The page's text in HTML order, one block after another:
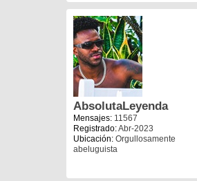
AbsolutaLeyenda
Mensajes: 11567
Registrado:Abr-2023
Ubicación: Orgullosamente
abeluguista